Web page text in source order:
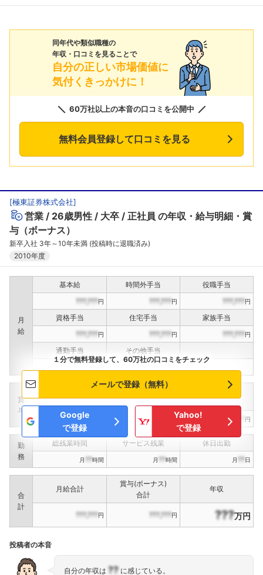
同年代や類似職種の
年収・口コミを見ることで
自分の正しい市場価値に
気付くきっかけに！
60万社以上の本音の口コミを公開中
無料会員登録して口コミを見る
[極東証券株式会社]
営業 26歳男性 大卒 正社員 の年収・給与明細・賞
与（ボーナス）
新卒入社 3年～10年未満 (投稿時に退職済み)
2010年度
月
給
基本給 時間外手当
役職手当
???,???円 ???,???円 ???,???円
資格手当 住宅手当
家族手当
???,???円 ???,???円 ???,???円
通勤手当
その他手当
賞
与
インセンティブ賞与
決算賞与
???,??? ???,??? 円 ???,??? 円
勤
務
総残業時間 サービス残業 休日出勤
月 ??時間 月 ??時間 月 ??日
合
計
月給合計
賞与(ボーナス)
合計
年収
???,???円 ???,???円 ???万円
１分で無料登録して、60万社の口コミをチェック
メールで登録（無料）
Google
で登録
Yahoo!
で登録
投稿者の本音
自分の年収は ??に感じている。